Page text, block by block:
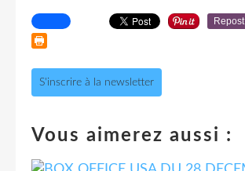
Repost
S'inscrire à la newsletter
Vous aimerez aussi :